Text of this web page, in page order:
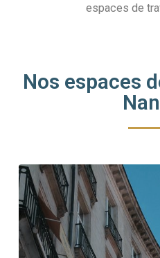
espaces de
Nos espaces